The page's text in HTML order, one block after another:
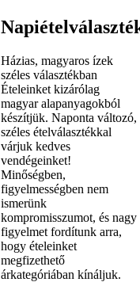
Napi
Házias, magyaros ízek
széles választékban
Ételeinket kizárólag
magyar alapanyagokból
készítjük. Naponta változó,
széles ételválasztékkal
várjuk kedves
vendégeinket!
Minőségben,
figyelmességben nem
ismerünk
kompromisszumot, és nagy
figyelmet fordítunk arra,
hogy ételeinket
megfizethető
árkategóriában kínáljuk.